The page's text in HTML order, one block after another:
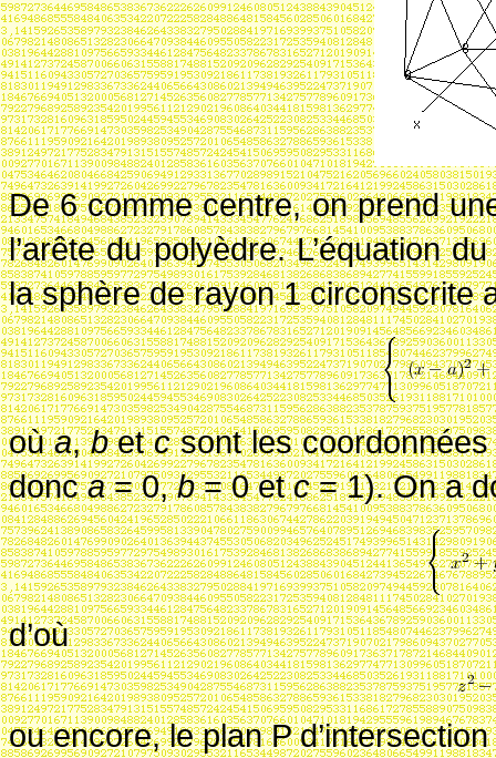
De 6 comme centre, on prend
l’arête du polyèdre. L’équation
la sphère de rayon 1 circonscrite
oùa,betcsont les
donca= 0,b= 0etc= 1). On a
d’où
ou encore, le plan P